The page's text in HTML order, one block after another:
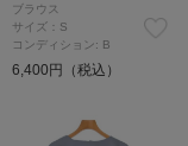
ブラウス
サイズ：S
コンディション: B
6,400円（税込）